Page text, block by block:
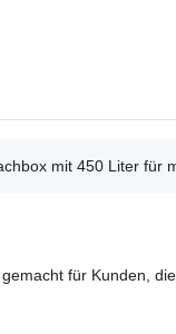
mit 450 Liter für
für Kunden,